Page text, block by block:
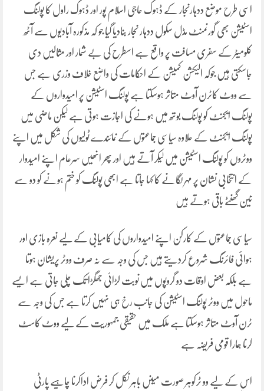
اسی طرح موضع ددہارنجار کے ڈہوک حاجی اسلام پور اور ڈہوک راول کا پولنگ
اسٹیشن بھی گورنمنٹ مڈل سکول ددہار نجار بنادیا گیا جو کہ مذکورہ آبادیوں سے آٹھ
کلومیٹر کے سفری مسافت پر واقع ہے اسطرح کی بے شمار اور مثالیں دی
جاسکتی ہیں جوکہ الیکشن کمیشن کے احکامات کی واضع خلاف وزری ہے جس
سے ووٹ کاٹرن آوٹ متاثر ہوسکتا ہے پولنگ اسٹیشن پر امیدواروں کے
پولنگ ایجنٹ کو پولنگ بوتھ میں ہونے کی اجازت ہوتی ہے لیکن ماضی میں
پولنگ ایجنٹ کے علاوہ سیاسی جماعتوں کے نمائندے ٹولیوں کی شکل میں اپنے
ووٹروں کو پولنگ اسٹیشن میں لیکر آتے ہیں اور پھر انھیں سرعام اپنے امیدوار
کے انتخابی نشان پر مہر لگانے کا کہا جاتا ہے ابھی پولنگ کو ختم ہونے کو دو سے
تین گھنٹے باقی ہوتے ہیں
سیاسی جماعتوں کے کارکن اپنے امیدواروں کی کامیابی کے لیے نعرہ بازی اور
ہوائی فائرنگ شروع کردیتے ہیں جس کی وجہ سے نہ صرف ووٹر پریشان ہوتا
ہے بلکہ بعض اوقات دو گروپوں میں نوبت لڑائی جھگڑا تک چلی جاتی ہے ایسے
ماحول میں ووٹر پولنگ اسٹیشن کی جانب رخ ہی نہیں کرتا ہے جس کی وجہ سے
ٹرن آوٹ متاثر ہوسکتا ہے ملک میں حقیقی جمہوریت کے لیے ووٹ کاسٹ
کرنا ہمارا قومی فریضہ ہے
اس کے لیے وو ٹرکوہر صورت میںں باہر نکل کر فرض اداکرنا چاہیے پارٹی